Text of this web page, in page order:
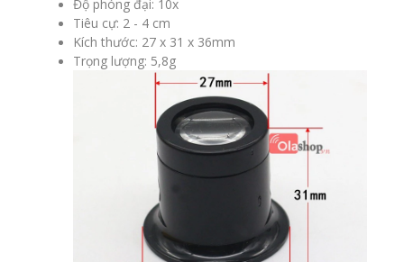
Độ phóng đại: 10x
Tiêu cự: 2 - 4 cm
Kích thước: 27 x 31 x 36mm
Trọng lượng: 5,8g